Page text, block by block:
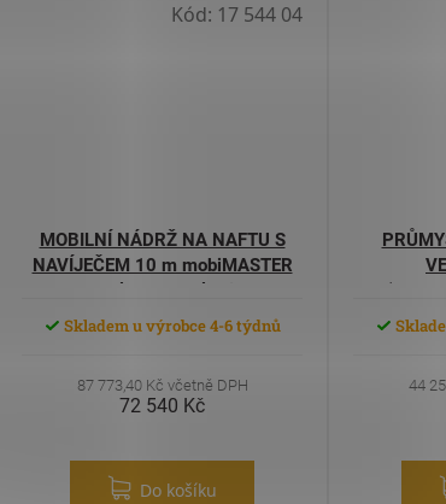
MOBILNÍ NÁDRŽ NA NAFTU S
NAVÍJEČEM 10 m mobiMASTER
980 l 12 V/54 l/min
Skladem u výrobce 4-6 týdnů
87 773,40 Kč včetně DPH
72 540 Kč
Do košíku
Kód: 17 544 04
44